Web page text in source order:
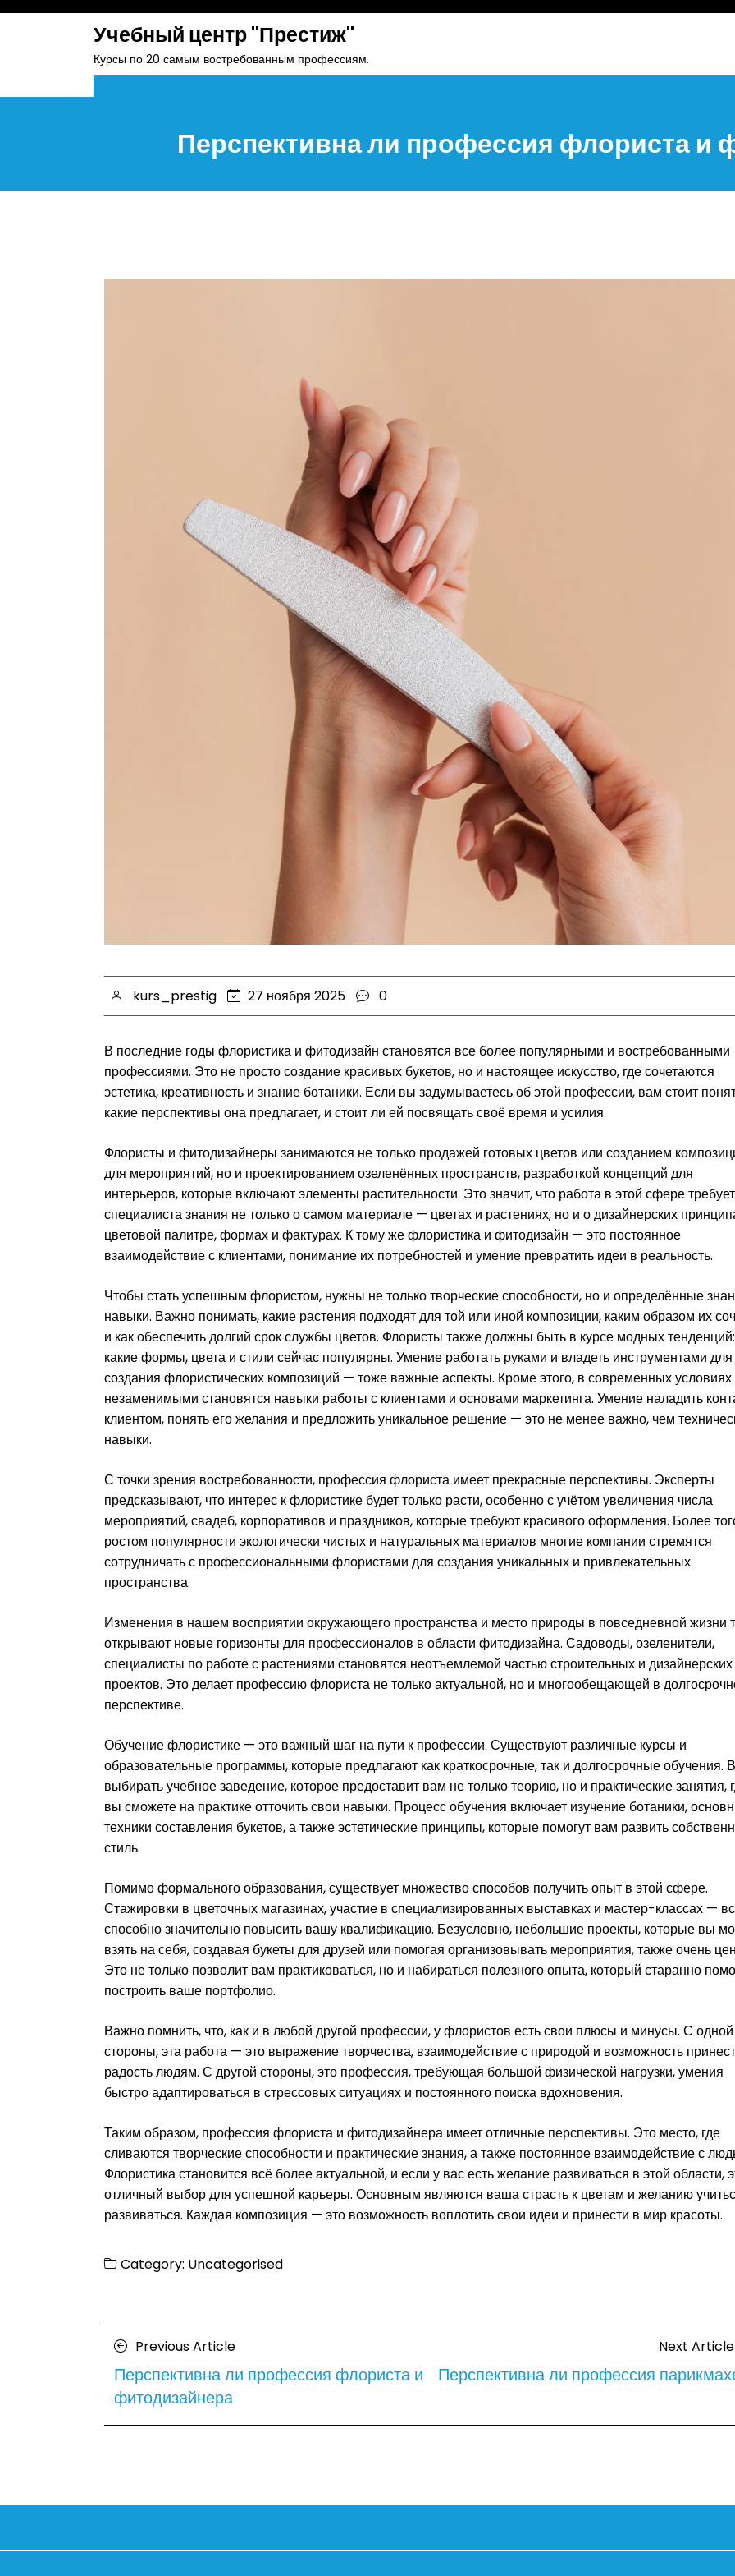
skip
Учебный центр "Престиж"
Курсы по 20 самым востребованным профессиям.
Перспективна ли профессия флориста и
kurs_prestig 27 ноября 2025 0
В последние годы флористика и фитодизайн становятся все более популярными и востребованными
профессиями. Это не просто создание красивых букетов, но и настоящее искусство, где сочетаются
эстетика, креативность и знание ботаники. Если вы задумываетесь об этой профессии, вам стоит
какие перспективы она предлагает, и стоит ли ей посвящать своё время и усилия.
Флористы и фитодизайнеры занимаются не только продажей готовых цветов или созданием
для мероприятий, но и проектированием озеленённых пространств, разработкой концепций для
интерьеров, которые включают элементы растительности. Это значит, что работа в этой сфере
специалиста знания не только о самом материале — цветах и растениях, но и о дизайнерских
цветовой палитре, формах и фактурах. К тому же флористика и фитодизайн — это постоянное
взаимодействие с клиентами, понимание их потребностей и умение превратить идеи в реальность.
Чтобы стать успешным флористом, нужны не только творческие способности, но и определённые
навыки. Важно понимать, какие растения подходят для той или иной композиции, каким образом их
и как обеспечить долгий срок службы цветов. Флористы также должны быть в курсе модных тенденций:
какие формы, цвета и стили сейчас популярны. Умение работать руками и владеть инструментами для
создания флористических композиций — тоже важные аспекты. Кроме этого, в современных условиях
незаменимыми становятся навыки работы с клиентами и основами маркетинга. Умение наладить
клиентом, понять его желания и предложить уникальное решение — это не менее важно, чем
навыки.
С точки зрения востребованности, профессия флориста имеет прекрасные перспективы. Эксперты
предсказывают, что интерес к флористике будет только расти, особенно с учётом увеличения числа
мероприятий, свадеб, корпоративов и праздников, которые требуют красивого оформления. Более
ростом популярности экологически чистых и натуральных материалов многие компании стремятся
сотрудничать с профессиональными флористами для создания уникальных и привлекательных
пространства.
Изменения в нашем восприятии окружающего пространства и место природы в повседневной жизни
открывают новые горизонты для профессионалов в области фитодизайна. Садоводы, озеленители,
специалисты по работе с растениями становятся неотъемлемой частью строительных и дизайнерских
проектов. Это делает профессию флориста не только актуальной, но и многообещающей в
перспективе.
Обучение флористике — это важный шаг на пути к профессии. Существуют различные курсы и
образовательные программы, которые предлагают как краткосрочные, так и долгосрочные обучения.
выбирать учебное заведение, которое предоставит вам не только теорию, но и практические занятия,
вы сможете на практике отточить свои навыки. Процесс обучения включает изучение ботаники,
техники составления букетов, а также эстетические принципы, которые помогут вам развить
стиль.
Помимо формального образования, существует множество способов получить опыт в этой сфере.
Стажировки в цветочных магазинах, участие в специализированных выставках и мастер-классах —
способно значительно повысить вашу квалификацию. Безусловно, небольшие проекты, которые вы
взять на себя, создавая букеты для друзей или помогая организовывать мероприятия, также очень
Это не только позволит вам практиковаться, но и набираться полезного опыта, который старанно
построить ваше портфолио.
Важно помнить, что, как и в любой другой профессии, у флористов есть свои плюсы и минусы. С одной
стороны, эта работа — это выражение творчества, взаимодействие с природой и возможность
радость людям. С другой стороны, это профессия, требующая большой физической нагрузки, умения
быстро адаптироваться в стрессовых ситуациях и постоянного поиска вдохновения.
Таким образом, профессия флориста и фитодизайнера имеет отличные перспективы. Это место, где
сливаются творческие способности и практические знания, а также постоянное взаимодействие с
Флористика становится всё более актуальной, и если у вас есть желание развиваться в этой области,
отличный выбор для успешной карьеры. Основным являются ваша страсть к цветам и желанию
развиваться. Каждая композиция — это возможность воплотить свои идеи и принести в мир красоты.
Category: Uncategorised
Posts
navigation
Previous ArticlePrevious
Article
Перспективна ли профессия флориста и
фитодизайнера
Next Article
Перспективна ли профессия